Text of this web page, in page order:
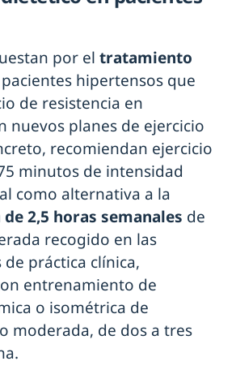
por el tratamiento
hipertensos que
de resistencia en
nuevos planes de ejercicio
recomiendan ejercicio
minutos de intensidad
como alternativa a la
2,5 horas semanales de
recogido en las
práctica clínica,
entrenamiento de
o isométrica de
moderada, de dos a tres